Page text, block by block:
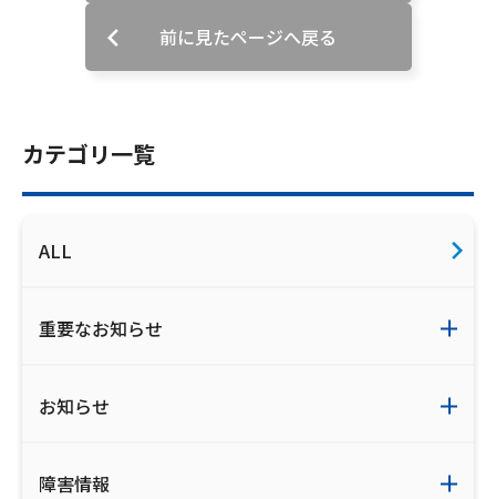
カテゴリ一覧
ALL
重要なお知らせ
お知らせ
障害情報
前に見たページへ戻る